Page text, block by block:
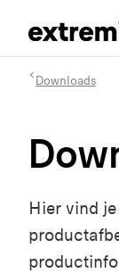
Downloads
Hier vind